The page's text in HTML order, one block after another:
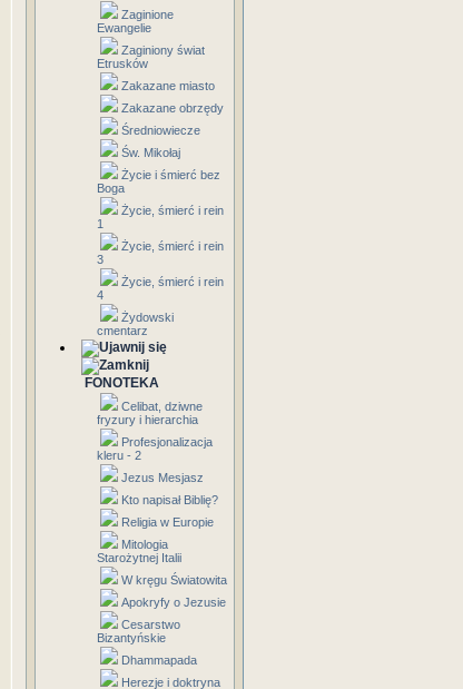
Zaginione
Ewangelie
Zaginiony świat
Etrusków
Zakazane miasto
Zakazane obrzędy
Średniowiecze
Św. Mikołaj
Życie i śmierć bez
Boga
Życie, śmierć i rein
1
Życie, śmierć i rein
3
Życie, śmierć i rein
4
Żydowski
cmentarz
FONOTEKA
Celibat, dziwne
fryzury i hierarchia
Profesjonalizacja
kleru - 2
Jezus Mesjasz
Kto napisał Biblię?
Religia w Europie
Mitologia
Starożytnej Italii
W kręgu Światowita
Apokryfy o Jezusie
Cesarstwo
Bizantyńskie
Dhammapada
Herezje i doktryna